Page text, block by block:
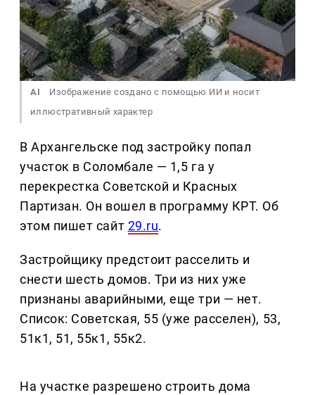
AI
Изображение создано с помощью ИИ и носит
иллюстративный характер
В Архангельске под застройку попал
участок в Соломбале — 1,5 га у
перекрестка Советской и Красных
Партизан. Он вошел в программу КРТ. Об
этом пишет сайт 29.ru.
Застройщику предстоит расселить и
снести шесть домов. Три из них уже
признаны аварийными, еще три — нет.
Список: Советская, 55 (уже расселен), 53,
51к1, 51, 55к1, 55к2.
На участке разрешено строить дома